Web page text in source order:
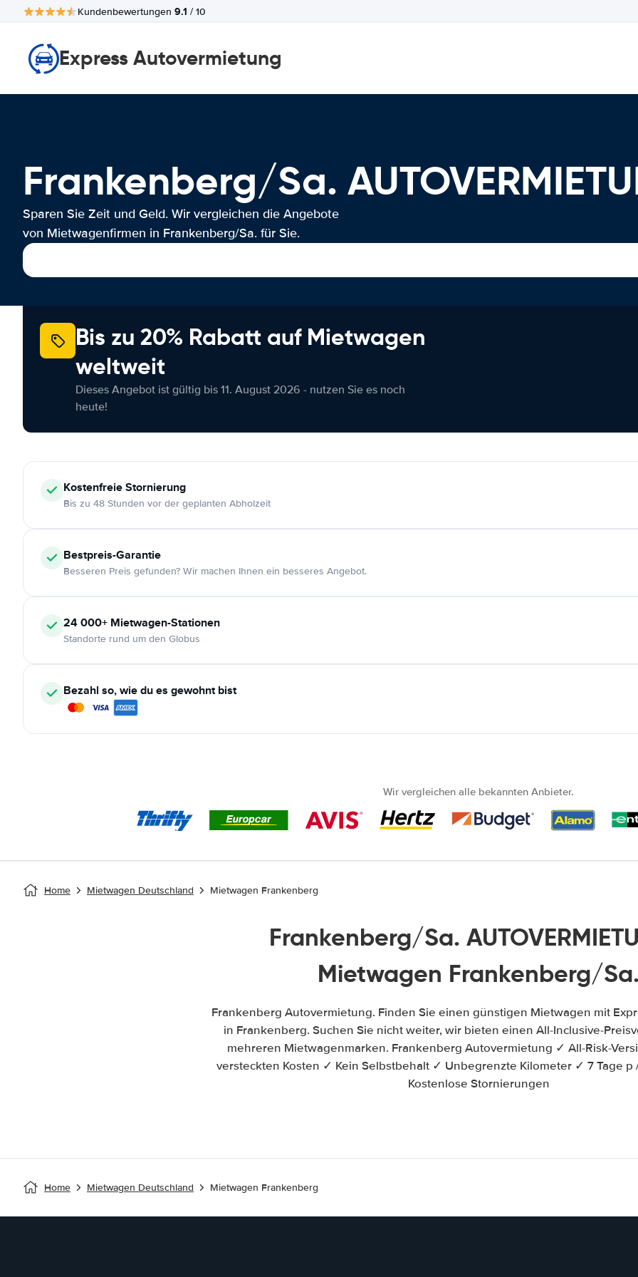
Kundenbewertungen 9.1 / 10
Express Autovermietung
Frankenberg/Sa.
Sparen Sie Zeit und Geld. Wir vergleichen die Angebote
von Mietwagenfirmen in Frankenberg/Sa. für Sie.
Bis zu 20% Rabatt auf Mietwagen
weltweit
Dieses Angebot ist gültig bis 11. August 2026 - nutzen Sie es noch
heute!
KostenfreieStornierung
Bis zu 48 Stunden vor der geplanten Abholzeit
Bestpreis-Garantie
Besseren Preis gefunden? Wir machen Ihnen ein besseres Angebot.
24 000+ Mietwagen-Stationen
Standorte rund um den Globus
Bezahl so, wie du es gewohnt bist
Wir vergleichen alle bekannten Anbieter.
Home Mietwagen Deutschland Mietwagen Frankenberg
Frankenberg/Sa.
Mietwagen Frankenberg/
Frankenberg Autovermietung. Finden Sie einen günstigen Mietwagen mit
in Frankenberg. Suchen Sie nicht weiter, wir bieten einen All-Inclusive-
mehreren Mietwagenmarken. Frankenberg Autovermietung ✓ All-Risk-
versteckten Kosten ✓ Kein Selbstbehalt ✓ Unbegrenzte Kilometer ✓ 7 Tage
Kostenlose Stornierungen
Home Mietwagen Deutschland Mietwagen Frankenberg